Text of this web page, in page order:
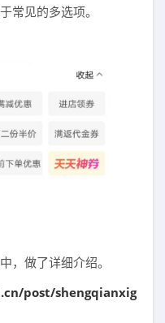
常见的多选项。
，做了详细介绍。
post/shengqianxig